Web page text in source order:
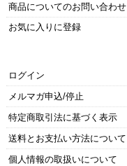
商品についてのお問い合わせ
お気に入りに登録
ログイン
メルマガ申込/停止
特定商取引法に基づく表示
送料とお支払い方法について
個人情報の取扱いについて